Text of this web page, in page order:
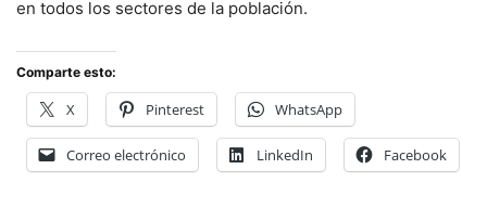
en todos los sectores de la población.
Comparte esto:
X Pinterest WhatsApp
Correo electrónico LinkedIn Facebook